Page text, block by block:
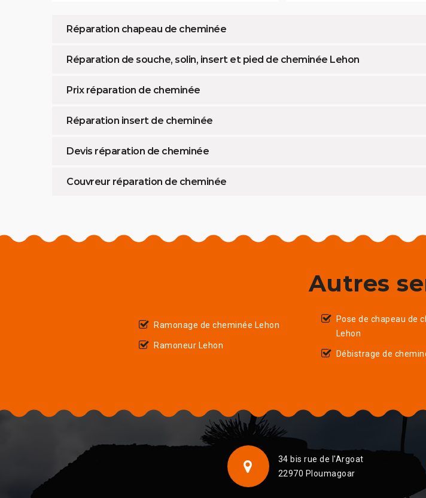
Réparation chapeau de cheminée
Réparation de souche, solin, insert et pied de cheminée Lehon
Prix réparation de cheminée
Réparation insert de cheminée
Devis réparation de cheminée
Couvreur réparation de cheminée
Autres
Ramonage de cheminée Lehon
Ramoneur Lehon
Pose de chapeau de
Lehon
Débistrage de
34 bis rue de l'Argoat
22970 Ploumagoar